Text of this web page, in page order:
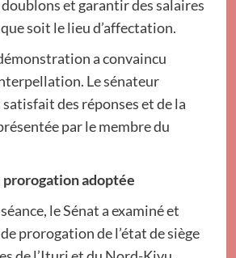
et garantir des salaires
soit le lieu d’affectation.
a convaincu
Le sénateur
des réponses et de la
par le membre du
prorogation adoptée
le Sénat a examiné et
prorogation de l’état de siège